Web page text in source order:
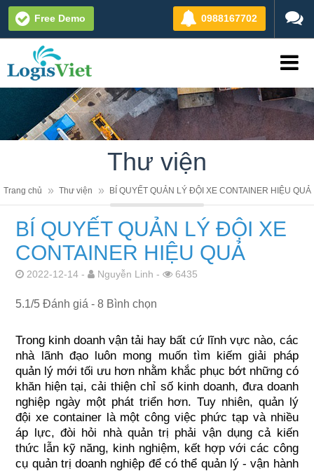
0988167702
Free Demo
Thư viện
Trang chủ Thư viện BÍ QUYẾT QUẢN LÝ ĐỘI XE CONTAINER HIỆU QUẢ
BÍ QUYẾT QUẢN LÝ ĐỘI XE
CONTAINER HIỆU QUẢ
2022-12-14 - Nguyễn Linh - 6435
5.1/5 Đánh giá -8 Bình chọn
Trong kinh doanh vận tải hay bất cứ lĩnh vực nào, các
nhà lãnh đạo luôn mong muốn tìm kiếm giải pháp
quản lý mới tối ưu hơn nhằm khắc phục bớt những có
khăn hiện tại, cải thiện chỉ số kinh doanh, đưa doanh
nghiệp ngày một phát triển hơn. Tuy nhiên, quản lý
đội xe container là một công việc phức tạp và nhiều
áp lực, đòi hỏi nhà quản trị phải vận dụng cả kiến
thức lẫn kỹ năng, kinh nghiệm, kết hợp với các công
cụ quản trị doanh nghiệp để có thể quản lý - vận hành